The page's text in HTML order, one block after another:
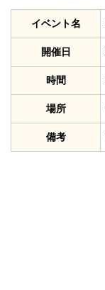
イベント名
開催日
時間
場所
備考